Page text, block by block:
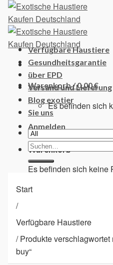
Skip
content
Warenkorb /0,00€
Es befinden sich
Anmelden
Warenkorb
Es befinden sich keine
Verfügbare Haustiere
Gesundheitsgarantie
über EPD
Versand und Lieferung
Blog exotier
Sie uns
Suchen
nach:
Start
/
Verfügbare Haustiere
/Produkte verschlagwortet
buy“